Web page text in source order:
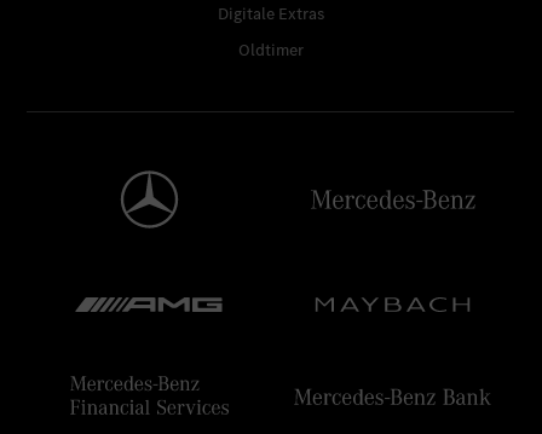
Digitale Extras
Oldtimer